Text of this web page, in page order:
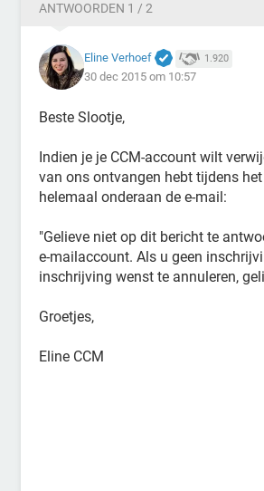
ANTWOORDEN 1 / 2
Eline Verhoef 1.920
30 dec 2015 om 10:57
Beste Slootje,
Indien je je CCM-account wilt
van ons ontvangen hebt tijdens
helemaal onderaan de e-mail:
"Gelieve niet op dit bericht te
e-mailaccount. Als u geen
inschrijving wenst te annuleren,
Groetjes,
Eline CCM